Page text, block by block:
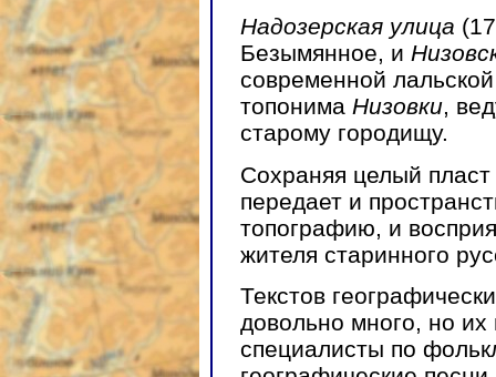
Надозерская улица
Безымянное, и
современной
топонима Низовки,
старому городищу.
Сохраняя целый пласт
передает и
топографию, и
жителя старинного
Текстов
довольно много, но их
специалисты по